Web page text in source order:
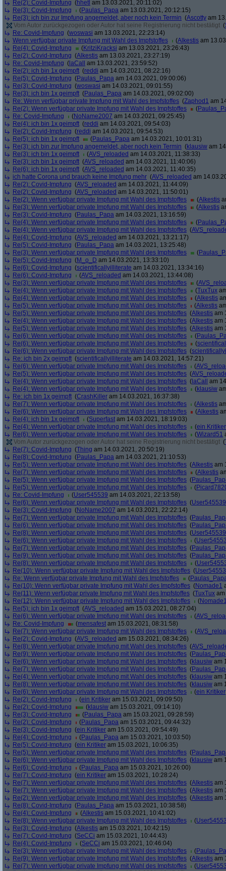
Re(2): Covid-Impfung (hhetl am 13.03.2021, 20:11:02)
Re(3): Covid-Impfung
(Paulas_Papa am 13.03.2021, 20:12:15)
Re(3): ich bin zur Impfung angemeldet, aber noch kein Termin (Ascotty am
Vom Autor zurückgezogen oder Autor hat seine Registrierung nicht bestätigt (
Re: Covid-Impfung (woswasi am 13.03.2021, 22:23:14)
Wenn verfügbar private Impfung mit Wahl des Impfstoffes
(Alkestis am
Re(4): Covid-Impfung
(KritziKracksi am 13.03.2021, 23:26:43)
Re(2): Covid-Impfung (Alkestis am 13.03.2021, 23:27:19)
Re: Covid-Impfung ( laCall
am 13.03.2021, 23:59:52)
Re(2): ich bin 1x geimpft (reddi am 14.03.2021, 08:22:16)
Re(5): Covid-Impfung (Paulas_Papa am 14.03.2021, 09:00:06)
Re(3): Covid-Impfung (woswasi am 14.03.2021, 09:01:55)
Re(3): ich bin 1x geimpft (Paulas_Papa am 14.03.2021, 09:02:00)
Re: Wenn verfügbar private Impfung mit Wahl des Impfstoffes (Zaphod1 am
Re(2): Wenn verfügbar private Impfung mit Wahl des Impfstoffes
(
Re: Covid-Impfung
(NoName2007 am 14.03.2021, 09:25:45)
Re(4): ich bin 1x geimpft (reddi am 14.03.2021, 09:54:03)
Re(2): Covid-Impfung (reddi am 14.03.2021, 09:54:53)
Re(5): ich bin 1x geimpft
(Paulas_Papa am 14.03.2021, 10:01:31)
Re(3): ich bin zur Impfung angemeldet, aber noch kein Termin (klausiw am
Re(3): ich bin 1x geimpft
(AVS_reloaded am 14.03.2021, 11:38:33)
Re(3): ich bin 1x geimpft (AVS_reloaded am 14.03.2021, 11:40:06)
Re(6): ich bin 1x geimpft (AVS_reloaded am 14.03.2021, 11:40:35)
ich hatte Corona und brauch keine Impfung mehr (AVS_reloaded am
Re(2): Covid-Impfung (AVS_reloaded am 14.03.2021, 11:44:09)
Re(2): Covid-Impfung (AVS_reloaded am 14.03.2021, 11:50:01)
Re(2): Wenn verfügbar private Impfung mit Wahl des Impfstoffes
(Alkestis
Re(3): Wenn verfügbar private Impfung mit Wahl des Impfstoffes
(Alkestis
Re(3): Covid-Impfung (Paulas_Papa am 14.03.2021, 13:16:59)
Re(4): Wenn verfügbar private Impfung mit Wahl des Impfstoffes
(
Re(4): Wenn verfügbar private Impfung mit Wahl des Impfstoffes (
Re(4): Covid-Impfung (AVS_reloaded am 14.03.2021, 13:21:17)
Re(5): Covid-Impfung (Paulas_Papa am 14.03.2021, 13:25:48)
Re(3): Wenn verfügbar private Impfung mit Wahl des Impfstoffes
(
Re(5): Covid-Impfung (M_o_D am 14.03.2021, 13:33:10)
Re(6): Covid-Impfung (scientificallyilliterate am 14.03.2021, 13:34:16)
Re(6): Covid-Impfung
(AVS_reloaded am 14.03.2021, 13:44:08)
Re(3): Wenn verfügbar private Impfung mit Wahl des Impfstoffes
(
Re(4): Wenn verfügbar private Impfung mit Wahl des Impfstoffes
(TuxTux
Re(4): Wenn verfügbar private Impfung mit Wahl des Impfstoffes
(Alkestis
Re(5): Wenn verfügbar private Impfung mit Wahl des Impfstoffes
(Alkestis
Re(5): Wenn verfügbar private Impfung mit Wahl des Impfstoffes (Alkestis am
Re(4): Wenn verfügbar private Impfung mit Wahl des Impfstoffes (Alkestis am
Re(5): Wenn verfügbar private Impfung mit Wahl des Impfstoffes (Alkestis am
Re(6): Wenn verfügbar private Impfung mit Wahl des Impfstoffes
(
Re(6): Wenn verfügbar private Impfung mit Wahl des Impfstoffes
(
Re(6): Wenn verfügbar private Impfung mit Wahl des Impfstoffes (
Re: ich bin 2x geimpft (scientificallyilliterate am 14.03.2021, 14:57:21)
Re(6): Wenn verfügbar private Impfung mit Wahl des Impfstoffes
(
Re(5): Wenn verfügbar private Impfung mit Wahl des Impfstoffes (
Re(4): Wenn verfügbar private Impfung mit Wahl des Impfstoffes ( laCall
am
Re(4): Wenn verfügbar private Impfung mit Wahl des Impfstoffes
(klausiw
Re: ich bin 1x geimpft (CrashKiller am 14.03.2021, 16:37:38)
Re(7): Wenn verfügbar private Impfung mit Wahl des Impfstoffes
(Alkestis
Re(6): Wenn verfügbar private Impfung mit Wahl des Impfstoffes
(Alkestis
Re(4): ich bin 1x geimpft
(Superfast am 14.03.2021, 18:19:03)
Re(4): Wenn verfügbar private Impfung mit Wahl des Impfstoffes
(ein Kritiker
Re(6): Wenn verfügbar private Impfung mit Wahl des Impfstoffes
(Wizard51
Vom Autor zurückgezogen oder Autor hat seine Registrierung nicht bestätigt (
Re(7): Covid-Impfung (Thing am 14.03.2021, 20:50:19)
Re(8): Covid-Impfung (Paulas_Papa am 14.03.2021, 21:10:53)
Re(5): Wenn verfügbar private Impfung mit Wahl des Impfstoffes (Alkestis am
Re(7): Wenn verfügbar private Impfung mit Wahl des Impfstoffes
(Alkestis
Re(5): Wenn verfügbar private Impfung mit Wahl des Impfstoffes (
Re(5): Wenn verfügbar private Impfung mit Wahl des Impfstoffes
(
Re: Covid-Impfung
(User545539 am 14.03.2021, 22:13:58)
Re(6): Wenn verfügbar private Impfung mit Wahl des Impfstoffes (User545539
Re(3): Covid-Impfung (NoName2007 am 14.03.2021, 22:22:14)
Re(7): Wenn verfügbar private Impfung mit Wahl des Impfstoffes (
Re(6): Wenn verfügbar private Impfung mit Wahl des Impfstoffes (
Re(8): Wenn verfügbar private Impfung mit Wahl des Impfstoffes (User545539
Re(6): Wenn verfügbar private Impfung mit Wahl des Impfstoffes
(
Re(7): Wenn verfügbar private Impfung mit Wahl des Impfstoffes (
Re(9): Wenn verfügbar private Impfung mit Wahl des Impfstoffes (
Re(8): Wenn verfügbar private Impfung mit Wahl des Impfstoffes
(
Re(10): Wenn verfügbar private Impfung mit Wahl des Impfstoffes (
Re: Wenn verfügbar private Impfung mit Wahl des Impfstoffes
(
Re(10): Wenn verfügbar private Impfung mit Wahl des Impfstoffes (Nomade1
Re(11): Wenn verfügbar private Impfung mit Wahl des Impfstoffes (TuxTux
Re(12): Wenn verfügbar private Impfung mit Wahl des Impfstoffes
(
Re(5): ich bin 1x geimpft (AVS_reloaded am 15.03.2021, 08:27:04)
Re(6): Wenn verfügbar private Impfung mit Wahl des Impfstoffes
(
Re: Covid-Impfung
(mensafest am 15.03.2021, 08:31:58)
Re(7): Wenn verfügbar private Impfung mit Wahl des Impfstoffes
(
Re(2): Covid-Impfung (AVS_reloaded am 15.03.2021, 08:34:26)
Re(8): Wenn verfügbar private Impfung mit Wahl des Impfstoffes (
Re(9): Wenn verfügbar private Impfung mit Wahl des Impfstoffes (
Re(6): Wenn verfügbar private Impfung mit Wahl des Impfstoffes (klausiw am
Re(7): Wenn verfügbar private Impfung mit Wahl des Impfstoffes (
Re(4): Wenn verfügbar private Impfung mit Wahl des Impfstoffes (klausiw am
Re(8): Wenn verfügbar private Impfung mit Wahl des Impfstoffes (klausiw am
Re(6): Wenn verfügbar private Impfung mit Wahl des Impfstoffes
(ein Kritiker
Re(2): Covid-Impfung
(ein Kritiker am 15.03.2021, 09:09:50)
Re(2): Covid-Impfung
(klausiw am 15.03.2021, 09:14:10)
Re(3): Covid-Impfung
(Paulas_Papa am 15.03.2021, 09:28:59)
Re(2): Covid-Impfung
(Paulas_Papa am 15.03.2021, 09:44:32)
Re(3): Covid-Impfung (ein Kritiker am 15.03.2021, 09:54:49)
Re(4): Covid-Impfung
(Paulas_Papa am 15.03.2021, 10:03:50)
Re(5): Covid-Impfung (ein Kritiker am 15.03.2021, 10:06:35)
Re(5): Wenn verfügbar private Impfung mit Wahl des Impfstoffes (
Re(6): Wenn verfügbar private Impfung mit Wahl des Impfstoffes (klausiw am
Re(6): Covid-Impfung
(Paulas_Papa am 15.03.2021, 10:26:00)
Re(7): Covid-Impfung (ein Kritiker am 15.03.2021, 10:28:24)
Re(7): Wenn verfügbar private Impfung mit Wahl des Impfstoffes (Alkestis am
Re(7): Wenn verfügbar private Impfung mit Wahl des Impfstoffes (Alkestis am
Re(2): Wenn verfügbar private Impfung mit Wahl des Impfstoffes (Alkestis am
Re(8): Covid-Impfung (Paulas_Papa am 15.03.2021, 10:38:58)
Re(4): Covid-Impfung
(Alkestis am 15.03.2021, 10:41:02)
Re(8): Wenn verfügbar private Impfung mit Wahl des Impfstoffes
(
Re(3): Covid-Impfung (Alkestis am 15.03.2021, 10:42:15)
Re(7): Covid-Impfung (SeCCi am 15.03.2021, 10:44:43)
Re(4): Covid-Impfung
(SeCCi am 15.03.2021, 10:46:04)
Re(3): Wenn verfügbar private Impfung mit Wahl des Impfstoffes
(
Re(9): Wenn verfügbar private Impfung mit Wahl des Impfstoffes (Alkestis am
Re(7): Wenn verfügbar private Impfung mit Wahl des Impfstoffes
(